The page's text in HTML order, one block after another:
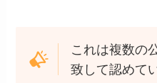
これは複数の
致して認めて